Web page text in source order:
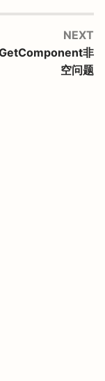
NEXT
非
空问题